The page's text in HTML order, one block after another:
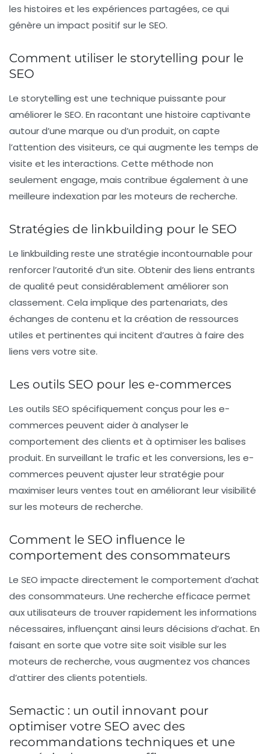
les histoires et les expériences partagées, ce qui
génère un impact positif sur le SEO.
Comment utiliser le storytelling pour le
SEO
Le storytelling est une technique puissante pour
améliorer le SEO. En racontant une histoire captivante
autour d’une marque ou d’un produit, on capte
l’attention des visiteurs, ce qui augmente les temps de
visite et les interactions. Cette méthode non
seulement engage, mais contribue également à une
meilleure indexation par les moteurs de recherche.
Stratégies de linkbuilding pour le SEO
Le linkbuilding reste une stratégie incontournable pour
renforcer l’autorité d’un site. Obtenir des liens entrants
de qualité peut considérablement améliorer son
classement. Cela implique des partenariats, des
échanges de contenu et la création de ressources
utiles et pertinentes qui incitent d’autres à faire des
liens vers votre site.
Les outils SEO pour les e-commerces
Les outils SEO spécifiquement conçus pour les e-
commerces peuvent aider à analyser le
comportement des clients et à optimiser les balises
produit. En surveillant le traficet les conversions, les e-
commerces peuvent ajuster leur stratégie pour
maximiser leurs ventes tout en améliorant leur visibilité
sur les moteurs de recherche.
Comment le SEO influence le
comportement des consommateurs
Le SEO impacte directement le comportement d’achat
des consommateurs. Une recherche efficace permet
aux utilisateurs de trouver rapidement les informations
nécessaires, influençant ainsi leurs décisions d’achat. En
faisant en sorte que votre site soit visible sur les
moteurs de recherche, vous augmentez vos chances
d’attirer des clients potentiels.
Semactic : un outil innovant pour
optimiser votre SEO avec des
recommandations techniques et une